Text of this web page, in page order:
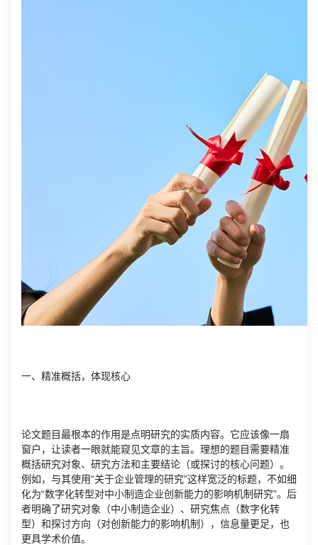
一、精准概括，体现核心
论文题目最根本的作用是点明研究的实质内容。它应该像一扇
窗户，让读者一眼就能窥见文章的主旨。理想的题目需要精准
概括研究对象、研究方法和主要结论（或探讨的核心问题）。
例如，与其使用“关于企业管理的研究”这样宽泛的标题，不如细
化为“数字化转型对中小制造企业创新能力的影响机制研究”。后
者明确了研究对象（中小制造企业）、研究焦点（数字化转
型）和探讨方向（对创新能力的影响机制），信息量更足，也
更具学术价值。